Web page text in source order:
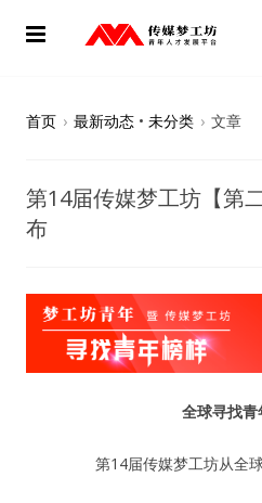
导师
视频
梦工坊视频
首页 › 最新动态 • 未分类 › 文章
第14届传媒梦工坊【第
布
全球寻找青
第14届传媒梦工坊从全